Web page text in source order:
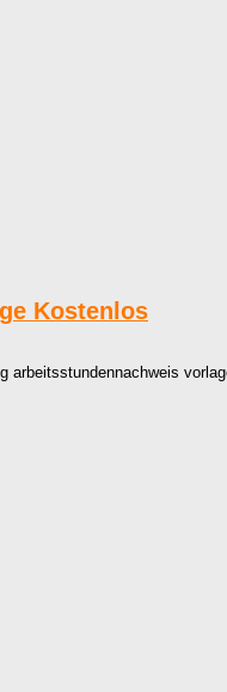
Kostenlos
arbeitsstundennachweis